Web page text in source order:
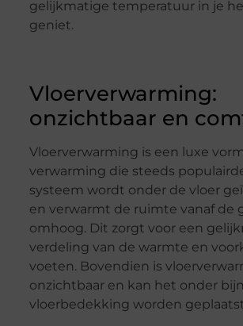
gelijkmatige temperatuur in je
geniet.
Vloerverwarming:
onzichtbaar en
Vloerverwarming is een luxe
verwarming die steeds
systeem wordt onder de vloer
en verwarmt de ruimte vanaf de
omhoog. Dit zorgt voor een
verdeling van de warmte en
voeten. Bovendien is
onzichtbaar en kan het onder
vloerbedekking worden